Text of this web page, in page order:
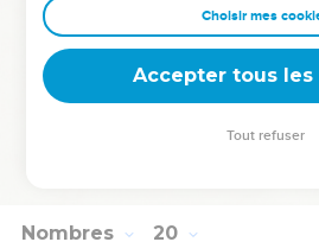
impur jusqu’au soir.
Tout ce que touchera celui qui
et la personne qui le touchera sera
© Société biblique française – Bibli’O, 1978, avec
Nombres 20
Choisir mes
Accepter tous les
Tout refuser